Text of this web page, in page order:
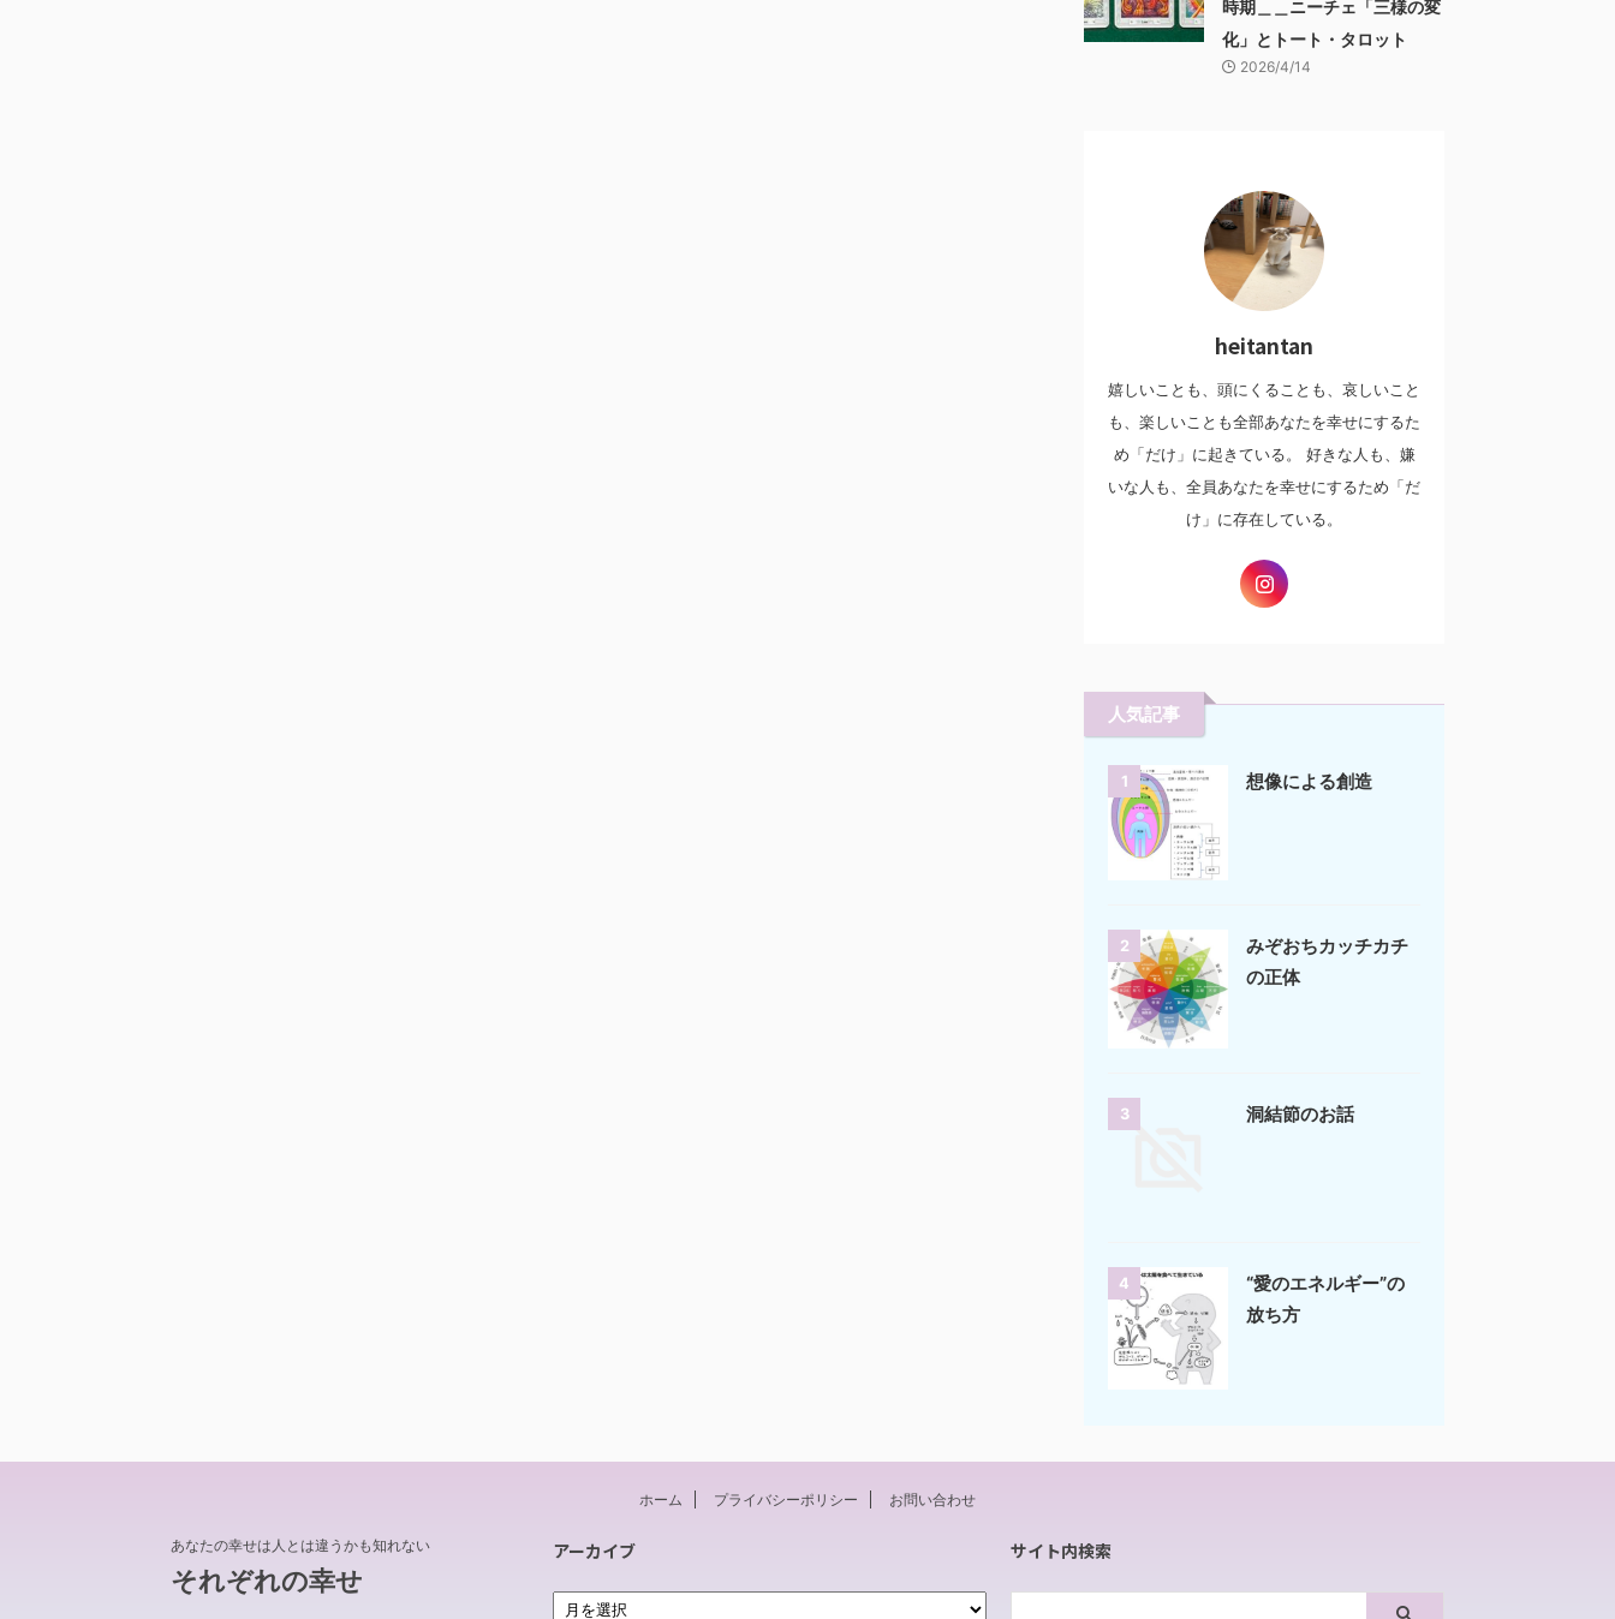
時期＿＿ニーチェ「三様の変
化」とトート・タロット
2026/4/14
heitantan
嬉しいことも、頭にくることも、哀しいこと
も、楽しいことも全部あなたを幸せにするた
め「だけ」に起きている。 好きな人も、嫌
いな人も、全員あなたを幸せにするため「だ
け」に存在している。
人気記事
1 想像による創造
2
みぞおちカッチカチ
の正体
3 洞結節のお話
4
“愛のエネルギー”の
放ち方
ホーム プライバシーポリシー お問い合わせ
アーカイブ サイト内検索
あなたの幸せは人とは違うかも知れない
それぞれの幸せ